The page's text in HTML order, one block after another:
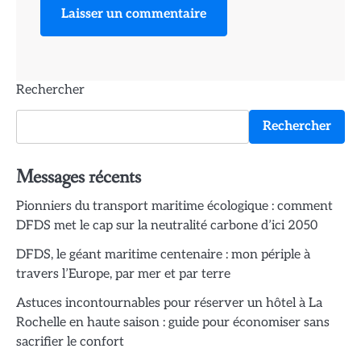
Rechercher
Rechercher
Messages récents
Pionniers du transport maritime écologique : comment
DFDS met le cap sur la neutralité carbone d’ici 2050
DFDS, le géant maritime centenaire : mon périple à
travers l’Europe, par mer et par terre
Astuces incontournables pour réserver un hôtel à La
Rochelle en haute saison : guide pour économiser sans
sacrifier le confort